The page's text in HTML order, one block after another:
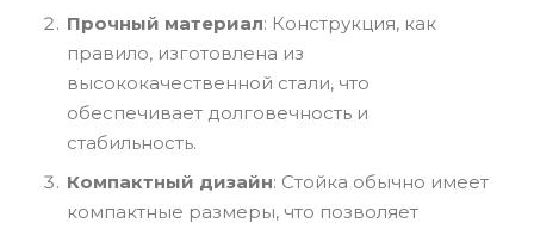
Прочный материал: Конструкция, как
правило, изготовлена из
высококачественной стали, что
обеспечивает долговечность и
стабильность.
Компактный дизайн: Стойка обычно имеет
компактные размеры, что позволяет